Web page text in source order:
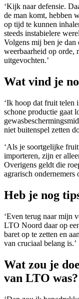
‘Kijk naar defensie.
de man komt, hebben
op tijd te kunnen
steeds instabielere
Volgens mij ben je dan
weerbaarheid op orde,
uitgevochten.’
Wat vind je
‘Ik hoop dat fruit
schone productie gaat
niet buitenspel zetten
‘Als je soortgelijke
importeren, zijn er
Overigens geldt die
agrarisch ondernemers
Heb je nog
‘Even terug naar mijn
LTO Noord daar op
baret op te zetten en
van cruciaal belang is.’
Wat zou je
van LTO was?